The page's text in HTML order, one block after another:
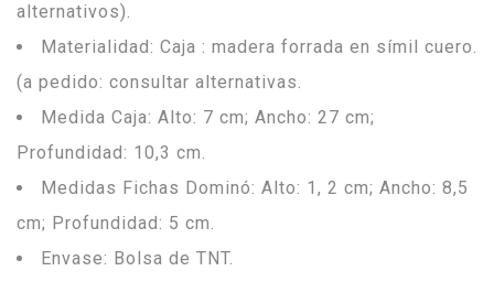
alternativos).
Materialidad: Caja : madera forrada en símil cuero.
(a pedido: consultar alternativas.
Medida Caja: Alto: 7 cm; Ancho: 27 cm;
Profundidad: 10,3 cm.
Medidas Fichas Dominó: Alto: 1, 2 cm; Ancho: 8,5
cm; Profundidad: 5 cm.
Envase: Bolsa de TNT.